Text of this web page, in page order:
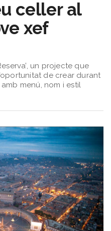
celler al
xef
un projecte que
de crear durant
menú, nom i estil